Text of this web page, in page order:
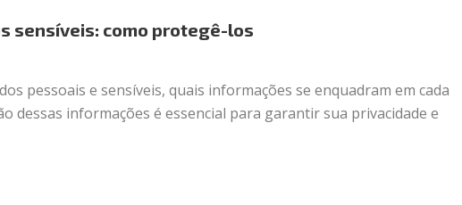
sensíveis: como protegê-los
pessoais e sensíveis, quais informações se enquadram em cada
dessas informações é essencial para garantir sua privacidade e